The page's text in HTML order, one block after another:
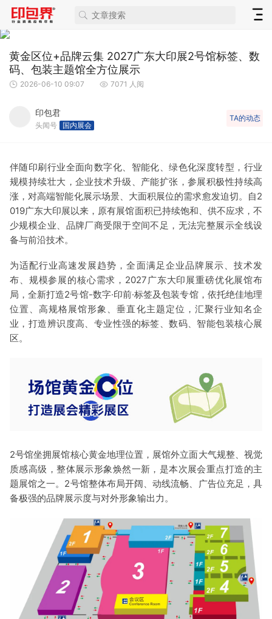
黄金区位+品牌云集 2027广东大印展2号馆标签、数
码、包装主题馆全方位展示
2026-06-10 09:07 7071 人阅
印包君
头闻号 国内展会
TA的动态
伴随印刷行业全面向数字化、智能化、绿色化深度转型，行业
规模持续壮大，企业技术升级、产能扩张，参展积极性持续高
涨，对高端智能化展示场景、大面积展位的需求愈发迫切。自2
019广东大印展以来，原有展馆面积已持续饱和、供不应求，不
少规模企业、品牌厂商受限于空间不足，无法完整展示全线设
备与前沿技术。
为适配行业高速发展趋势，全面满足企业品牌展示、技术发
布、规模参展的核心需求，2027广东大印展重磅优化展馆布
局，全新打造2号馆-数字·印前·标签及包装专馆，依托绝佳地理
位置、高规格展馆形象、垂直化主题定位，汇聚行业知名企
业，打造辨识度高、专业性强的标签、数码、智能包装核心展
区。
2号馆坐拥展馆核心黄金地理位置，展馆外立面大气规整、视觉
质感高级，整体展示形象焕然一新，是本次展会重点打造的主
题展馆之一。2号馆整体布局开阔、动线流畅、广告位充足，具
备极强的品牌展示度与对外形象输出力。